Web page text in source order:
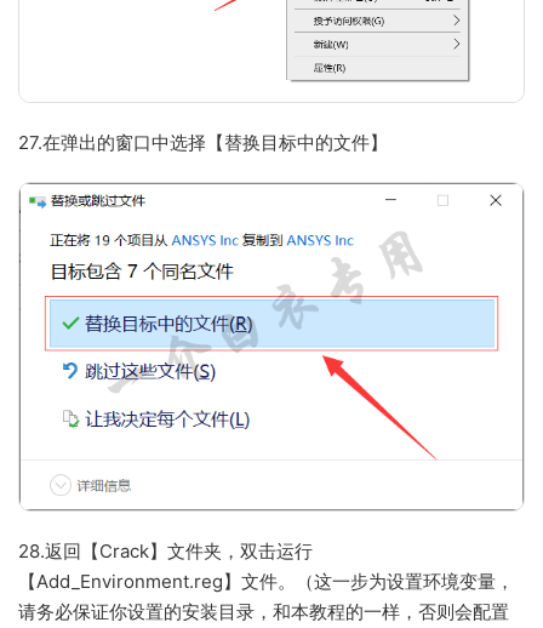
27.在弹出的窗口中选择【替换目标中的文件】
28.返回【Crack】文件夹，双击运行
【Add_Environment.reg】文件。（这一步为设置环境变量，
请务必保证你设置的安装目录，和本教程的一样，否则会配置